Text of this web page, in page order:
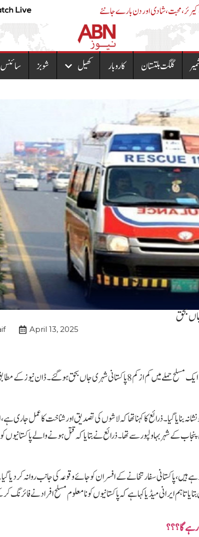
گلگت بلتستان کاروبار کھیل شوبز سائنس
April 13, 2025
تہران (اے بی این نیوز)ایران کے مشرقی صوبے سیستان بلوچستان میں ایک مسلح حملے میں کم از کم 8 پاکستانی شہری جاں بحق ہوگئے۔ڈان نیوز
سیستان بلوچستان صوبے میں 8 پاکستانیوں کو نشانہ بنایا گیا۔ذرائع کا کہنا تھا کہ لاشوں کی تصدیق اور شناخت کا عمل
کے شہر بہاولپور سے تھا۔ذرائع نے بتایا کہ قتل ہونے والے پاکستانیوں
پاکستانی سفارتخانے کے افسران کو جائے وقوعہ کی جانب روانہ کر دیا
تاہم ایرانی میڈیا کہا ہے کہ پاکستانیوں کو نامعلوم مسلح افراد نے فائرنگ